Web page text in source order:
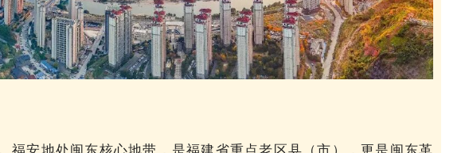
福安地处闽东核心地带，是福建省重点老区县（市），更是闽东革